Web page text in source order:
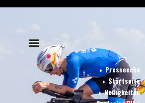
Presseecho
Startseite
Neuigkeiten